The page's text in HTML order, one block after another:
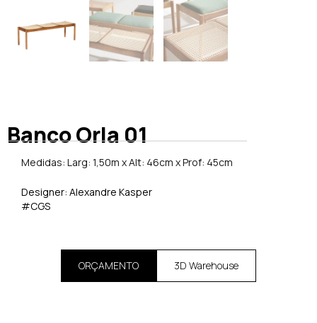
Banco Orla 01
Medidas: Larg: 1,50m x Alt: 46cm x Prof: 45cm
Designer: Alexandre Kasper
#CGS
ORÇAMENTO 3D Warehouse